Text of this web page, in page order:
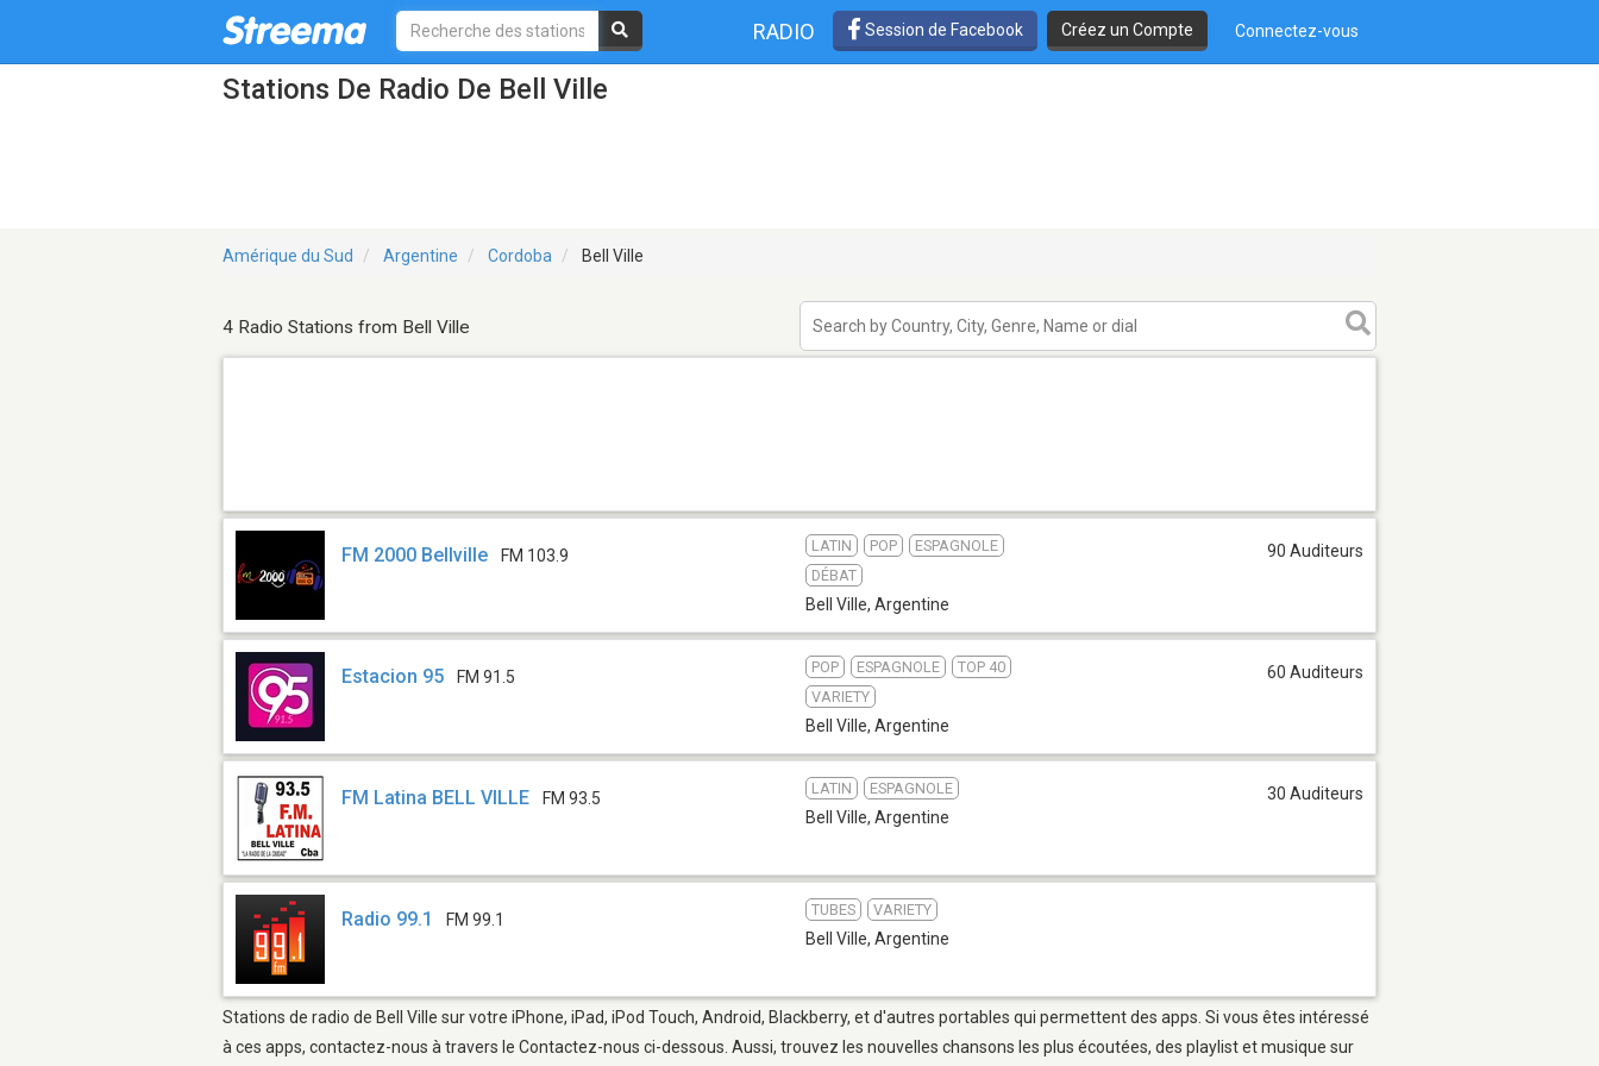
RADIO Session de Facebook Créez un Compte Connectez-vous
Stations De Radio De Bell Ville
Amérique du Sud Argentine Cordoba Bell Ville
4 Radio Stations from Bell Ville
FM 2000 Bellville FM 103.9
LATIN POP
ESPAGNOLE
DÉBAT
Bell Ville, Argentine
90 Auditeurs
Estacion 95 FM 91.5
POP ESPAGNOLE
TOP 40
VARIETY
Bell Ville, Argentine
60 Auditeurs
FM Latina BELL VILLE FM 93.5
LATIN ESPAGNOLE
Bell Ville, Argentine
30 Auditeurs
Radio 99.1 FM 99.1
TUBES VARIETY
Bell Ville, Argentine
Stations de radio de Bell Ville sur votre iPhone, iPad, iPod Touch, Android, Blackberry, et d'autres portables qui permettent des apps. Si vous êtes intéressé
à ces apps, contactez-nous à travers le Contactez-nous ci-dessous. Aussi, trouvez les nouvelles chansons les plus écoutées, des playlist et musique sur